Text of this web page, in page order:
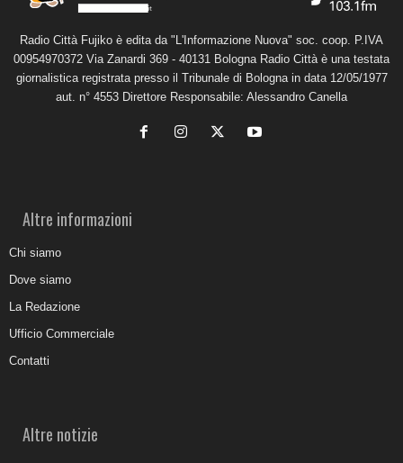
Radio Città Fujiko è edita da "L'Informazione Nuova" soc. coop. P.IVA
00954970372 Via Zanardi 369 - 40131 Bologna Radio Città è una testata
giornalistica registrata presso il Tribunale di Bologna in data 12/05/1977
aut. n° 4553 Direttore Responsabile: Alessandro Canella
Altre informazioni
Chi siamo
Dove siamo
La Redazione
Ufficio Commerciale
Contatti
Altre notizie